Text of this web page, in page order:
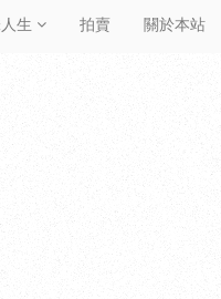
生 拍賣 關於本站